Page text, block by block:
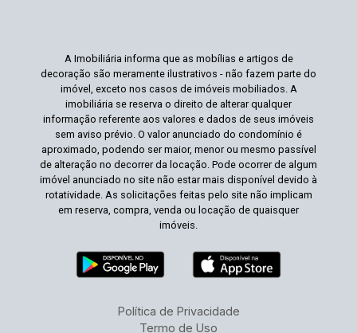
A Imobiliária informa que as mobílias e artigos de
decoração são meramente ilustrativos - não fazem parte do
imóvel, exceto nos casos de imóveis mobiliados. A
imobiliária se reserva o direito de alterar qualquer
informação referente aos valores e dados de seus imóveis
sem aviso prévio. O valor anunciado do condomínio é
aproximado, podendo ser maior, menor ou mesmo passível
de alteração no decorrer da locação. Pode ocorrer de algum
imóvel anunciado no site não estar mais disponível devido à
rotatividade. As solicitações feitas pelo site não implicam
em reserva, compra, venda ou locação de quaisquer
imóveis.
Política de Privacidade
Termo de Uso